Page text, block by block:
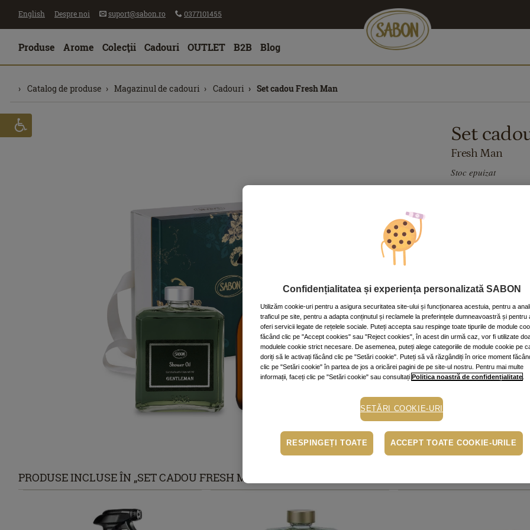
English Despre noi suport@sabon.ro 0377101455
Produse Arome Colecţii Cadouri OUTLET B2B Blog
Catalog de produse Magazinul de cadouri Cadouri Set cadou Fresh Man
Set
Fresh Man
Stoc epuizat
Dacă aveţi card
În caz contrar,
ALERTĂ
Alertă stoc
Adaugă produsul în
produsul va fi
Cumperi acum,
În funcție de
pe pagina
Ridicare gratuită
PRODUSE INCLUSE ÎN „SET CADOU FRESH MAN“
Confidențialitatea și experiența personalizată SABON
Utilizăm cookie-uri pentru a asigura securitatea site-ului și funcționarea acestuia, pentru a
traficul pe site, pentru a adapta conținutul și reclamele la preferințele dumneavoastră și pentru
oferi servicii legate de rețelele sociale. Puteți accepta sau respinge toate tipurile de module
făcând clic pe "Accept cookies" sau "Reject cookies", în acest din urmă caz, vor fi utilizate
modulele cookie strict necesare. De asemenea, puteți alege categoriile de module cookie pe
doriți să le activați făcând clic pe "Setări cookie". Puteți să vă răzgândiți în orice moment
clic pe "Setări cookie" în partea de jos a oricărei pagini de pe site-ul nostru. Pentru mai multe
informații, faceți clic pe "Setări cookie" sau consultațiPolitica noastră de confidențialitate
SETĂRI COOKIE-URI
RESPINGEȚI TOATE ACCEPT TOATE COOKIE-URILE